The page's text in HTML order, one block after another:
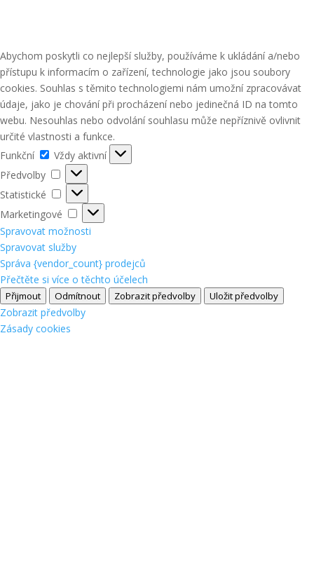
Abychom poskytli co nejlepší služby, používáme k ukládání a/nebo
přístupu k informacím o zařízení, technologie jako jsou soubory
cookies. Souhlas s těmito technologiemi nám umožní zpracovávat
údaje, jako je chování při procházení nebo jedinečná ID na tomto
webu. Nesouhlas nebo odvolání souhlasu může nepříznivě ovlivnit
určité vlastnosti a funkce.
Funkční
Funkční
Vždy aktivní
Předvolby
Předvolby
Statistické
Statistické
Marketingové
Marketingové
Spravovat možnosti
Spravovat služby
Správa {vendor_count} prodejců
Přečtěte si více o těchto účelech
Přijmout Odmítnout Zobrazit předvolby Uložit předvolby
Zobrazit předvolby
Zásady cookies